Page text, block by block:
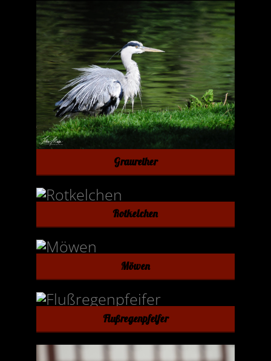
Graureiher
Rotkelchen
Möwen
Flußregenpfeifer